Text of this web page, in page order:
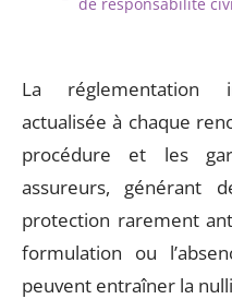
La réglementation
actualisée à chaque
procédure et les
assureurs,
protection rarement
formulation ou
peuvent entraîner la